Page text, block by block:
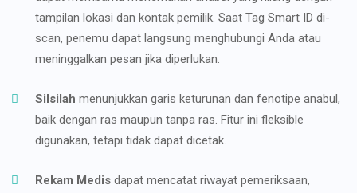
tampilan lokasi dan kontak pemilik. Saat Tag Smart ID di-
scan, penemu dapat langsung menghubungi Anda atau
meninggalkan pesan jika diperlukan.
Silsilah menunjukkan garis keturunan dan fenotipe anabul,
baik dengan ras maupun tanpa ras. Fitur ini fleksible
digunakan, tetapi tidak dapat dicetak.
Rekam Medis dapat mencatat riwayat pemeriksaan,